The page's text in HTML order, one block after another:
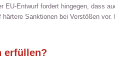
EU-Entwurf fordert hingegen, dass
Sanktionen bei Verstößen vor.
erfüllen?